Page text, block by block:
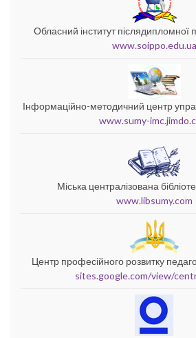
Обласний інститут післядипломної
www.soippo.edu.ua
Інформаційно-методичний центр
www.sumy-
Міська централізована
www.libsumy.com
Центр професійного розвитку
sites.google.com/view/